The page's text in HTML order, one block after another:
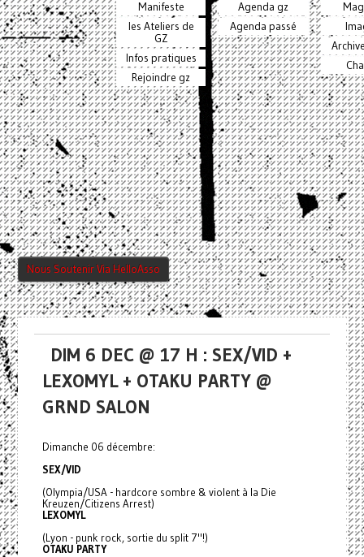
Manifeste
les Ateliers de
GZ
Infos pratiques
Rejoindre gz
Agenda gz
Agenda passé
Nous Soutenir Via HelloAsso
DIM 6 DEC @ 17 H : SEX/VID +
LEXOMYL + OTAKU PARTY @
GRND SALON
Dimanche 06 décembre:
SEX/VID
(Olympia/USA - hardcore sombre & violent à la Die
Kreuzen/Citizens Arrest)
LEXOMYL
(Lyon - punk rock, sortie du split 7"!)
OTAKU PARTY